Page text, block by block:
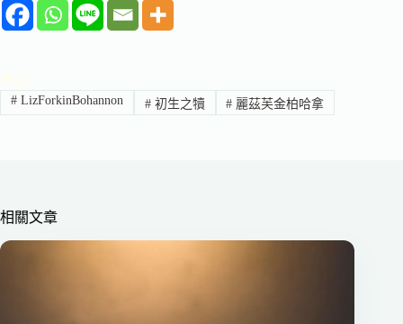
#LizForkinBohannon #初生之犢 # 麗茲芙金柏哈拿
相關文章